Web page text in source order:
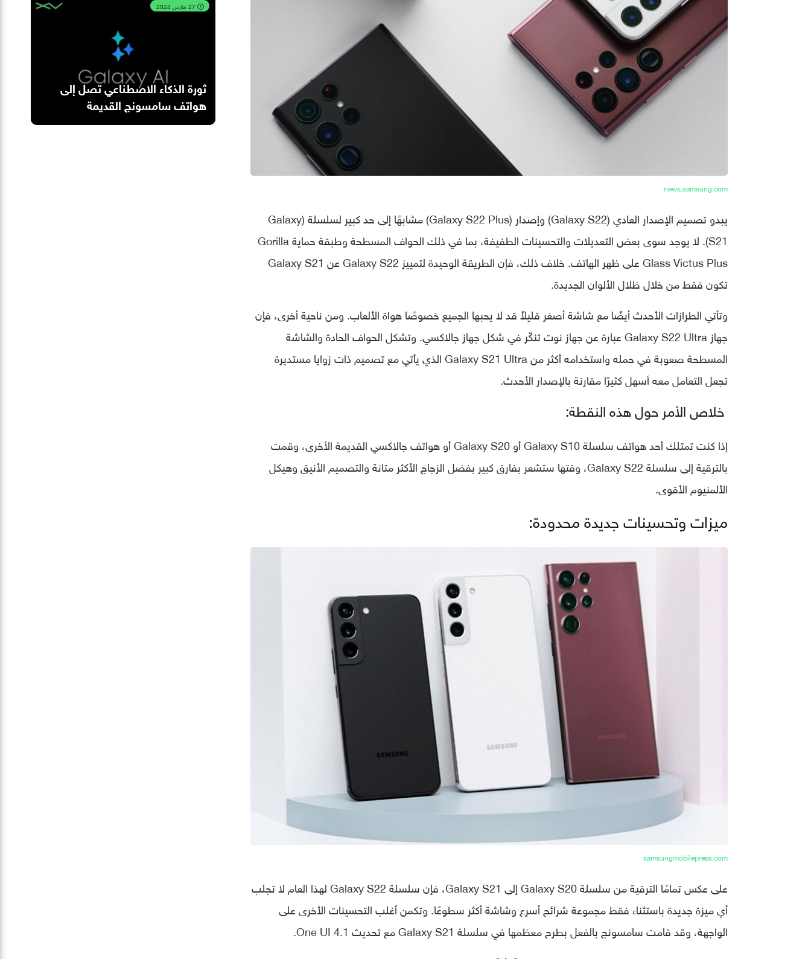
news.samsung.com
يبدو تصميم الإصدار العادي (Galaxy S22) وإصدار (Galaxy S22 Plus) مشابهًا إلى حد كبير لسلسلة (Galaxy
S21). لا يوجد سوى بعض التعديلات والتحسينات الطفيفة، بما في ذلك الحواف المسطحة وطبقة حماية Gorilla
Glass Victus Plus على ظهر الهاتف. خلاف ذلك، فإن الطريقة الوحيدة لتمييز Galaxy S22 عن Galaxy S21
تكون فقط من خلال ظلال الألوان الجديدة.
وتأتي الطرازات الأحدث أيضًا مع شاشة أصغر قليلاً قد لا يحبها الجميع خصوصًا هواة الألعاب. ومن ناحية أخرى، فإن
جهاز Galaxy S22 Ultra عبارة عن جهاز نوت تنكّر في شكل جهاز جالاكسي. وتشكل الحواف الحادة والشاشة
المسطحة صعوبة في حمله واستخدامه أكثر من Galaxy S21 Ultra الذي يأتي مع تصميم ذات زوايا مستديرة
تجعل التعامل معه أسهل كثيرًا مقارنة بالإصدار الأحدث.
خلاص الأمر حول هذه النقطة:
إذا كنت تمتلك أحد هواتف سلسلة Galaxy S10 أو Galaxy S20 أو هواتف جالاكسي القديمة الأخرى، وقمت
بالترقية إلى سلسلة Galaxy S22، وقتها ستشعر بفارق كبير بفضل الزجاج الأكثر متانة والتصميم الأنيق وهيكل
الألمنيوم الأقوى.
ميزات وتحسينات جديدة محدودة:
samsungmobilepress.com
على عكس تمامًا الترقية من سلسلة Galaxy S20 إلى Galaxy S21، فإن سلسلة Galaxy S22 لهذا العام لا تجلب
أي ميزة جديدة باستثناء فقط مجموعة شرائح أسرع وشاشة أكثر سطوعًا. وتكمن أغلب التحسينات الأخرى على
الواجهة، وقد قامت سامسونج بالفعل بطرح معظمها في سلسلة Galaxy S21 مع تحديث One UI 4.1.
ثورة الذكاء الاصطناعي تصل إلى
هواتف سامسونج القديمة